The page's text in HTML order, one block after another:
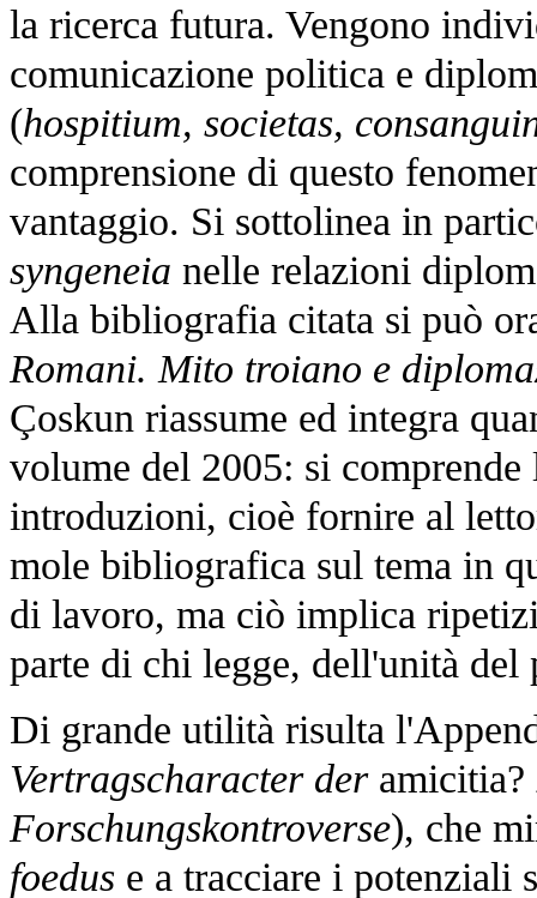
la ricerca futura. Vengono
comunicazione politica e
(hospitium, societas,
comprensione di questo
vantaggio. Si sottolinea in
syngeneia nelle relazioni
Alla bibliografia citata si può
Romani. Mito troiano e
Çoskun riassume ed integra
volume del 2005: si
introduzioni, cioè fornire al
mole bibliografica sul tema in
di lavoro, ma ciò implica
parte di chi legge, dell'unità del
Di grande utilità risulta
Vertragscharacter deramicitia?
Forschungskontroverse), che
foedus e a tracciare i potenziali